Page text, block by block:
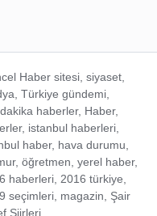
Haber sitesi, siyaset,
Türkiye gündemi,
haberler, Haber,
istanbul haberleri,
haber, hava durumu,
öğretmen, yerel haber,
haberleri, 2016 türkiye,
seçimleri, magazin, Şair
Şiirleri